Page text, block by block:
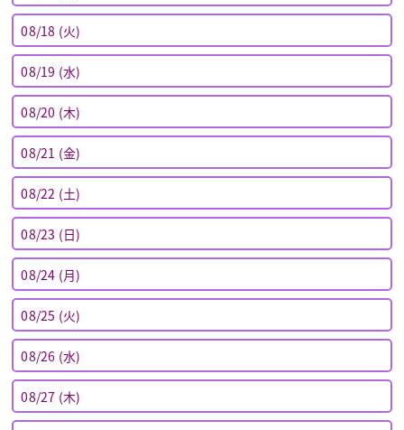
08/18 (火)
08/19 (水)
08/20 (木)
08/21 (金)
08/22 (土)
08/23 (日)
08/24 (月)
08/25 (火)
08/26 (水)
08/27 (木)